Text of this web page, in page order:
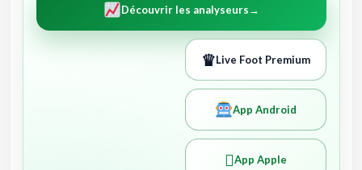
Découvrir les analyseurs→
♛Live Foot Premium
App Android
App Apple